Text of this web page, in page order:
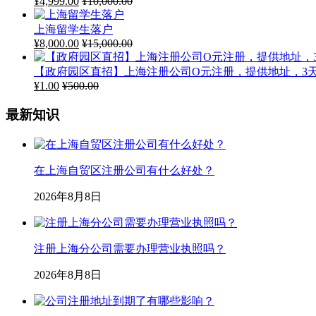
上海留学生落户
¥8,000.00 ¥15,000.00
【政府园区直招】上海注册公司O元注册，提供地址，3
¥1.00 ¥500.00
最新知识
在上海自贸区注册公司有什么好处？
2026年8月8日
注册上海分公司需要办理营业执照吗？
2026年8月8日